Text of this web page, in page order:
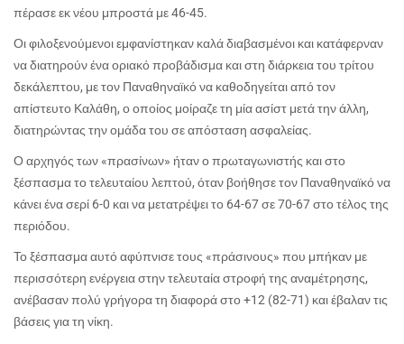
πέρασε εκ νέου μπροστά με 46-45.
Οι φιλοξενούμενοι εμφανίστηκαν καλά διαβασμένοι και κατάφερναν
να διατηρούν ένα οριακό προβάδισμα και στη διάρκεια του τρίτου
δεκάλεπτου, με τον Παναθηναϊκό να καθοδηγείται από τον
απίστευτο Καλάθη, ο οποίος μοίραζε τη μία ασίστ μετά την άλλη,
διατηρώντας την ομάδα του σε απόσταση ασφαλείας.
Ο αρχηγός των «πρασίνων» ήταν ο πρωταγωνιστής και στο
ξέσπασμα το τελευταίου λεπτού, όταν βοήθησε τον Παναθηναϊκό να
κάνει ένα σερί 6-0 και να μετατρέψει το 64-67 σε 70-67 στο τέλος της
περιόδου.
Το ξέσπασμα αυτό αφύπνισε τους «πράσινους» που μπήκαν με
περισσότερη ενέργεια στην τελευταία στροφή της αναμέτρησης,
ανέβασαν πολύ γρήγορα τη διαφορά στο +12 (82-71) και έβαλαν τις
βάσεις για τη νίκη.